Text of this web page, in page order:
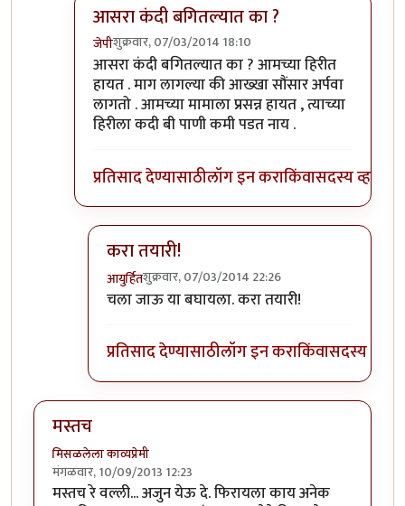
आसरा कंदी बगितल्यात का ?
जेपीशुक्रवार, 07/03/2014 18:10
In reply toआसराbyपैसा
आसरा कंदी बगितल्यात का ? आमच्या हिरीत
हायत . माग लागल्या की आख्खा सौंसार अर्पवा
लागतो . आमच्या मामाला प्रसन्न हायत , त्याच्या
हिरीला कदी बी पाणी कमी पडत नाय .
प्रतिसाद देण्यासाठीलॉग इन कराकिंवासदस्य व्हा
करा तयारी!
आयुर्हितशुक्रवार, 07/03/2014 22:26
In reply toआसरा कंदी बगितल्यात का ?
चला जाऊ या बघायला. करा तयारी!
प्रतिसाद देण्यासाठीलॉग इन कराकिंवासदस्य व्हा
मस्तच
मिसळलेला काव्यप्रेमी
मंगळवार, 10/09/2013 12:23
मस्तच रे वल्ली... अजुन येऊ दे. फिरायला काय अनेक